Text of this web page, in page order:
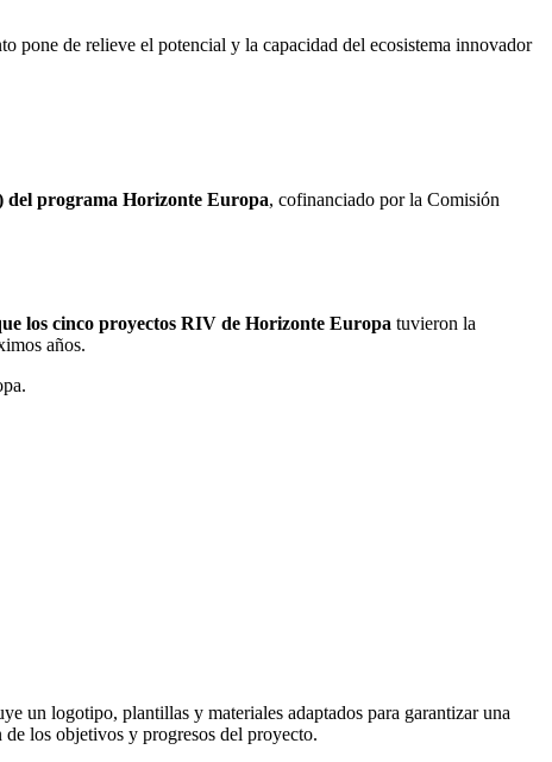
pone de relieve el potencial y la capacidad del ecosistema innovador
programa Horizonte Europa, cofinanciado por la Comisión
los cinco proyectos RIV de Horizonte Europa tuvieron la
años.
un logotipo, plantillas y materiales adaptados para garantizar una
los objetivos y progresos del proyecto.